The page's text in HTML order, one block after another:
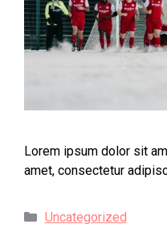
Lorem ipsum dolor sit
amet, consectetur
Uncategorized